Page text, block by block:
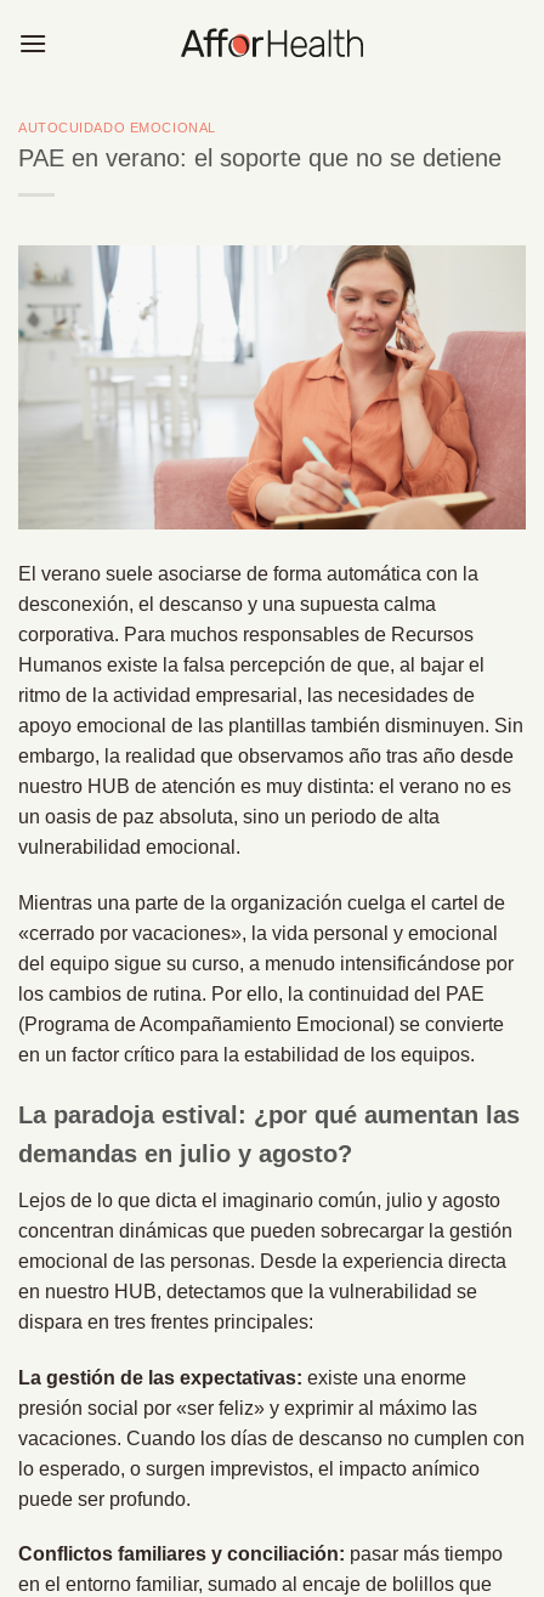
AUTOCUIDADO EMOCIONAL
PAE en verano: el soporte que no se detiene
El verano suele asociarse de forma automática con la
desconexión, el descanso y una supuesta calma
corporativa. Para muchos responsables de Recursos
Humanos existe la falsa percepción de que, al bajar el
ritmo de la actividad empresarial, las necesidades de
apoyo emocional de las plantillas también disminuyen. Sin
embargo, la realidad que observamos año tras año desde
nuestro HUB de atención es muy distinta: el verano no es
un oasis de paz absoluta, sino un periodo de alta
vulnerabilidad emocional.
Mientras una parte de la organización cuelga el cartel de
«cerrado por vacaciones», la vida personal y emocional
del equipo sigue su curso, a menudo intensificándose por
los cambios de rutina. Por ello, la continuidad del PAE
(Programa de Acompañamiento Emocional) se convierte
en un factor crítico para la estabilidad de los equipos.
La paradoja estival: ¿por qué aumentan las
demandas en julio y agosto?
Lejos de lo que dicta el imaginario común, julio y agosto
concentran dinámicas que pueden sobrecargar la gestión
emocional de las personas. Desde la experiencia directa
en nuestro HUB, detectamos que la vulnerabilidad se
dispara en tres frentes principales:
La gestión de las expectativas: existe una enorme
presión social por «ser feliz» y exprimir al máximo las
vacaciones. Cuando los días de descanso no cumplen con
lo esperado, o surgen imprevistos, el impacto anímico
puede ser profundo.
Conflictos familiares y conciliación: pasar más tiempo
en el entorno familiar, sumado al encaje de bolillos que